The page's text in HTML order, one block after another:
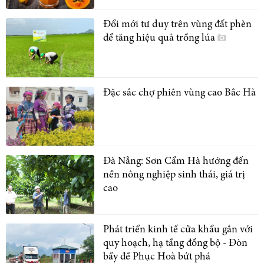
Đổi mới tư duy trên vùng đất phèn
để tăng hiệu quả trồng lúa
Đặc sắc chợ phiên vùng cao Bắc Hà
Đà Nẵng: Sơn Cẩm Hà hướng đến
nền nông nghiệp sinh thái, giá trị
cao
Phát triển kinh tế cửa khẩu gắn với
quy hoạch, hạ tầng đồng bộ - Đòn
bẩy để Phục Hoà bứt phá